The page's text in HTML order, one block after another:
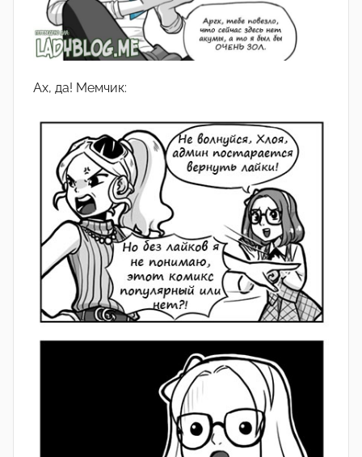
Ах, да! Мемчик: